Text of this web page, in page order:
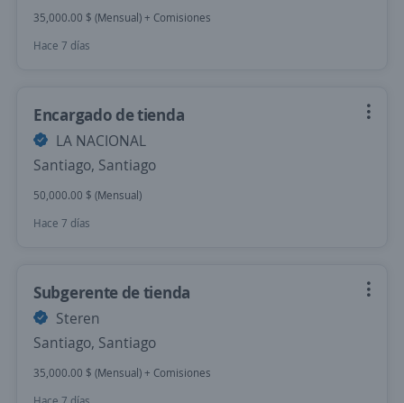
35,000.00 $ (Mensual) + Comisiones
Hace 7 días
Encargado de tienda
LA NACIONAL
Santiago, Santiago
50,000.00 $ (Mensual)
Hace 7 días
Subgerente de tienda
Steren
Santiago, Santiago
35,000.00 $ (Mensual) + Comisiones